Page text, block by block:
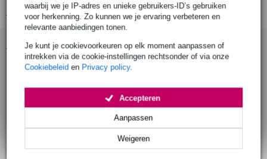
waarbij we je IP-adres en unieke gebruikers-ID’s gebruiken
voor herkenning. Zo kunnen we je ervaring verbeteren en
relevante aanbiedingen tonen.
Je kunt je cookievoorkeuren op elk moment aanpassen of
intrekken via de cookie-instellingen rechtsonder of via onze
Cookiebeleid en Privacy policy.
Weigeren
Aanpassen
Accepteren
Bekijk alle productspecificaties
Accessoires (15)